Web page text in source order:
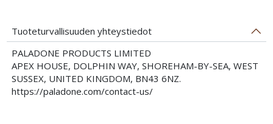
Tuoteturvallisuuden yhteystiedot
PALADONE PRODUCTS LIMITED
APEX HOUSE, DOLPHIN WAY, SHOREHAM-BY-SEA, WEST
SUSSEX, UNITED KINGDOM, BN43 6NZ.
https://paladone.com/contact-us/